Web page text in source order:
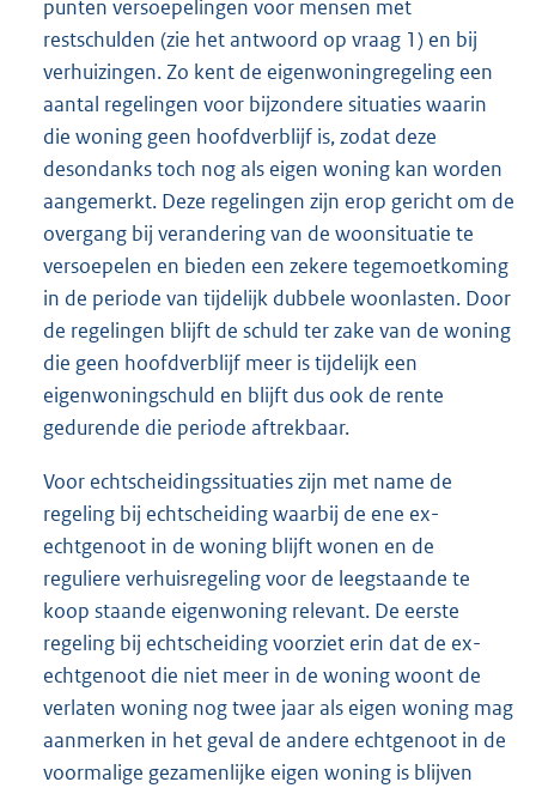
punten versoepelingen voor mensen met
restschulden (zie het antwoord op vraag 1) en bij
verhuizingen. Zo kent de eigenwoningregeling een
aantal regelingen voor bijzondere situaties waarin
die woning geen hoofdverblijf is, zodat deze
desondanks toch nog als eigen woning kan worden
aangemerkt. Deze regelingen zijn erop gericht om de
overgang bij verandering van de woonsituatie te
versoepelen en bieden een zekere tegemoetkoming
in de periode van tijdelijk dubbele woonlasten. Door
de regelingen blijft de schuld ter zake van de woning
die geen hoofdverblijf meer is tijdelijk een
eigenwoningschuld en blijft dus ook de rente
gedurende die periode aftrekbaar.
Voor echtscheidingssituaties zijn met name de
regeling bij echtscheiding waarbij de ene ex-
echtgenoot in de woning blijft wonen en de
reguliere verhuisregeling voor de leegstaande te
koop staande eigenwoning relevant. De eerste
regeling bij echtscheiding voorziet erin dat de ex-
echtgenoot die niet meer in de woning woont de
verlaten woning nog twee jaar als eigen woning mag
aanmerken in het geval de andere echtgenoot in de
voormalige gezamenlijke eigen woning is blijven